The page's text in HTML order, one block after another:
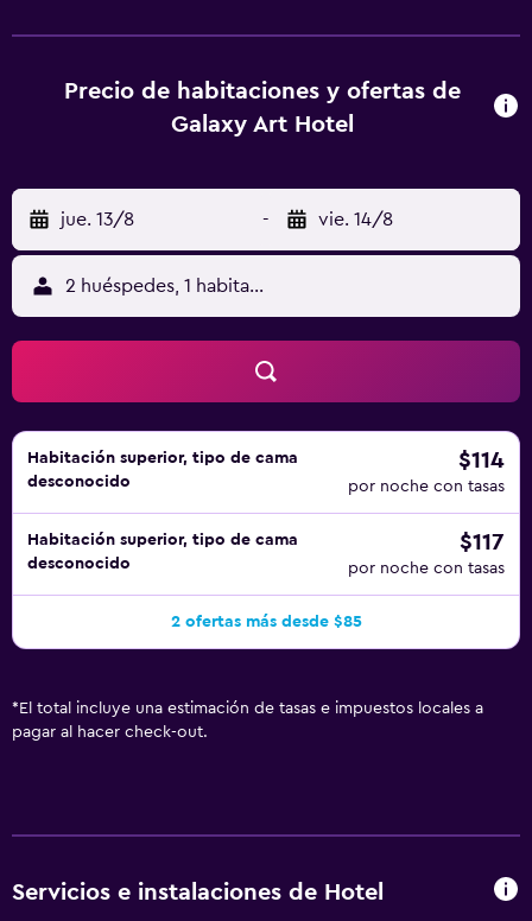
equipados con zapatillas y secador de pelo. Los
huéspedes pueden navegar por la web gracias a nuestro
Precio de habitaciones y ofertas de
Galaxy Art Hotel
jue. 13/8 - vie. 14/8
2 huéspedes, 1 habitación
Habitación superior, tipo de cama
desconocido
$114
por noche con tasas
Habitación superior, tipo de cama
desconocido
$117
por noche con tasas
2 ofertas más desde $85
* El total incluye una estimación de tasas e impuestos locales a
pagar al hacer check-out.
Servicios e instalaciones de Hotel